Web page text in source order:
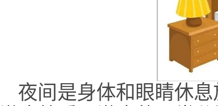
夜间是身体和眼睛休